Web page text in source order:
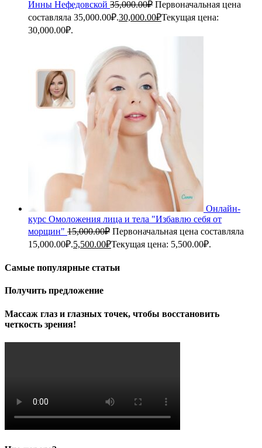
Инны Нефедовской 35,000.00₽ Первоначальная цена
составляла 35,000.00₽.30,000.00₽Текущая цена:
30,000.00₽.
Онлайн-
курс Омоложения лица и тела "Избавлю себя от
морщин" 15,000.00₽ Первоначальная цена составляла
15,000.00₽.5,500.00₽Текущая цена: 5,500.00₽.
Самые популярные статьи
Получить предложение
Массаж глаз и глазных точек, чтобы восстановить
четкость зрения!